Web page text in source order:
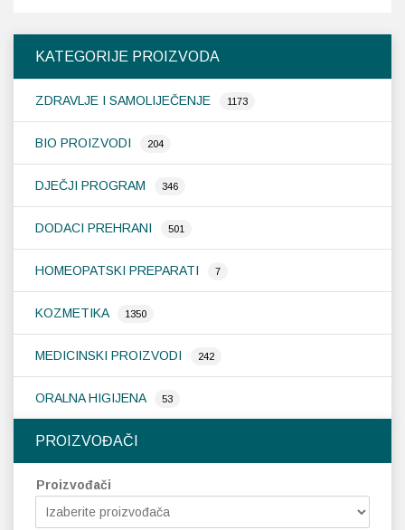
KATEGORIJE PROIZVODA
ZDRAVLJE I SAMOLIJEČENJE 1173
BIO PROIZVODI 204
DJEČJI PROGRAM 346
DODACI PREHRANI 501
HOMEOPATSKI PREPARATI 7
KOZMETIKA 1350
MEDICINSKI PROIZVODI 242
ORALNA HIGIJENA 53
PROIZVOĐAČI
Proizvođači